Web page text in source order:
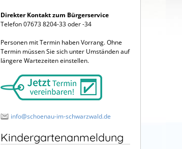
Direkter Kontakt zum Bürgerservice
Telefon 07673 8204-33 oder -34
Personen mit Termin haben Vorrang. Ohne
Termin müssen Sie sich unter Umständen auf
längere Wartezeiten einstellen.
info@schoenau-im-schwarzwald.de
Kindergartenanmeldung